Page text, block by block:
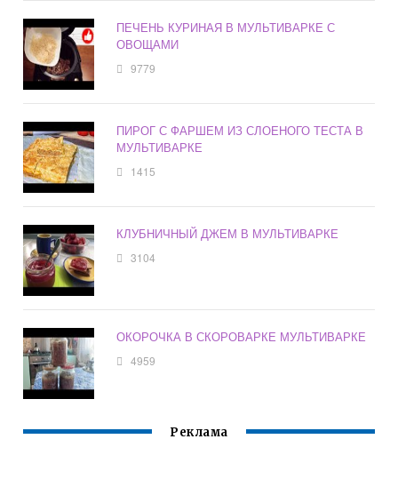
ПЕЧЕНЬ КУРИНАЯ В МУЛЬТИВАРКЕ С
ОВОЩАМИ
9779
ПИРОГ С ФАРШЕМ ИЗ СЛОЕНОГО ТЕСТА В
МУЛЬТИВАРКЕ
1415
КЛУБНИЧНЫЙ ДЖЕМ В МУЛЬТИВАРКЕ
3104
ОКОРОЧКА В СКОРОВАРКЕ МУЛЬТИВАРКЕ
4959
Реклама